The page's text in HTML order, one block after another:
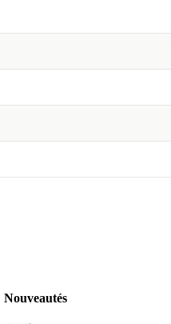
Nouveautés